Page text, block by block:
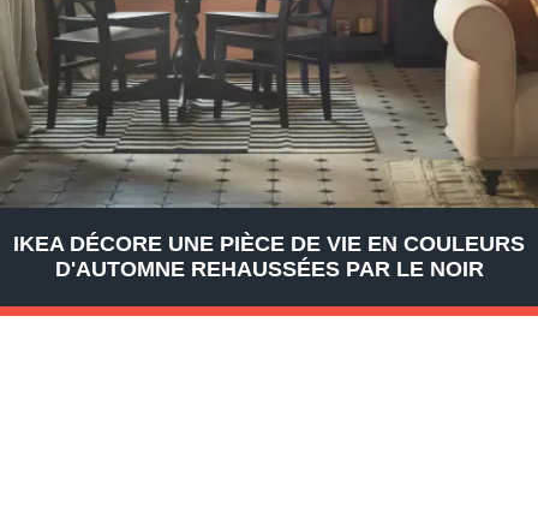
IKEA DÉCORE UNE PIÈCE DE VIE EN COULEURS
D'AUTOMNE REHAUSSÉES PAR LE NOIR